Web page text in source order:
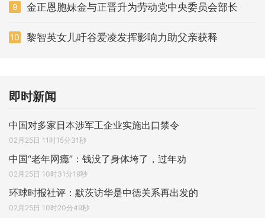
9 金正恩胞妹金与正晋升为劳动党中央委员会部长
10 黎智英女儿吁谷爱凌发挥影响力助父亲获释
即时新闻
中国对多家日本涉军工企业实施出口禁令
02月25日 11时15分31秒
中国“老年网瘾”：钱没了身体垮了，过年劝
02月25日 10时31分19秒
环球时报社评：默茨访华是中德关系再出发的
02月25日 10时20分49秒